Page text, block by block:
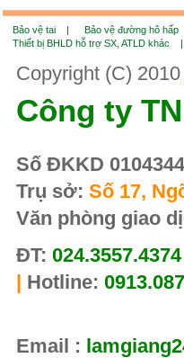
Bảo vệ tai | Bảo vệ đường hô
Thiết bị BHLD hỗ trợ SX, ATLD khác |
Copyright (C) 2010
Công ty
Số ĐKKD
Trụ sở: Số 17,
Văn phòng giao
ĐT:
| Hotline:
Email :